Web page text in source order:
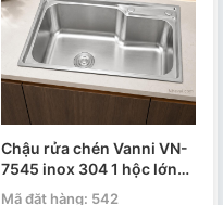
Chậu rửa chén Vanni VN-
7545 inox 304 1 hộc lớn
750x450x230mm
Mã đặt hàng: 542